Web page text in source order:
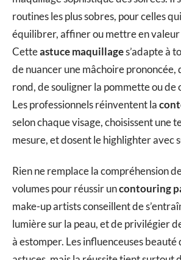
routines les plus sobres, pour celles
équilibrer, affiner ou mettre en valeur
Cetteastuce maquillages’adapte à
de nuancer une mâchoire prononcée,
rond, de souligner la pommette ou de
Les professionnels réinventent la
selon chaque visage, choisissent une
mesure, et dosent le highlighter avec
Rien ne remplace la compréhension
volumes pour réussir uncontouring
make-up artists conseillent de
lumière sur la peau, et de privilégier
à estomper. Les influenceuses